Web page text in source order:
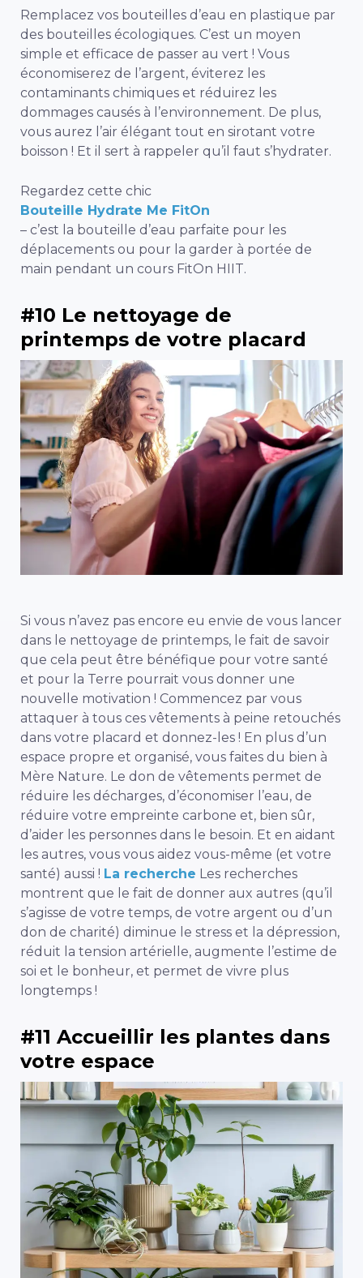
Remplacez vos bouteilles d’eau en plastique par
des bouteilles écologiques. C’est un moyen
simple et efficace de passer au vert ! Vous
économiserez de l’argent, éviterez les
contaminants chimiques et réduirez les
dommages causés à l’environnement. De plus,
vous aurez l’air élégant tout en sirotant votre
boisson ! Et il sert à rappeler qu’il faut s’hydrater.
Regardez cette chic
Bouteille Hydrate Me FitOn
– c’est la bouteille d’eau parfaite pour les
déplacements ou pour la garder à portée de
main pendant un cours FitOn HIIT.
#10 Le nettoyage de
printemps de votre placard
Si vous n’avez pas encore eu envie de vous lancer
dans le nettoyage de printemps, le fait de savoir
que cela peut être bénéfique pour votre santé
et pour la Terre pourrait vous donner une
nouvelle motivation ! Commencez par vous
attaquer à tous ces vêtements à peine retouchés
dans votre placard et donnez-les ! En plus d’un
espace propre et organisé, vous faites du bien à
Mère Nature. Le don de vêtements permet de
réduire les décharges, d’économiser l’eau, de
réduire votre empreinte carbone et, bien sûr,
d’aider les personnes dans le besoin. Et en aidant
les autres, vous vous aidez vous-même (et votre
santé) aussi ! La recherche Les recherches
montrent que le fait de donner aux autres (qu’il
s’agisse de votre temps, de votre argent ou d’un
don de charité) diminue le stress et la dépression,
réduit la tension artérielle, augmente l’estime de
soi et le bonheur, et permet de vivre plus
longtemps !
#11 Accueillir les plantes dans
votre espace